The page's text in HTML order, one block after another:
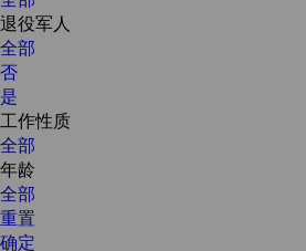
退役军人
全部
否
是
工作性质
全部
年龄
全部
重置
确定